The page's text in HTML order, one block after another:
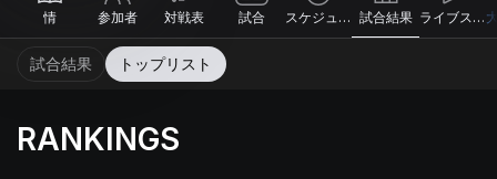
情 参加者 対戦表 試合 スケジュール 試合結果 ライブストリーム
試合結果 トップリスト
RANKINGS